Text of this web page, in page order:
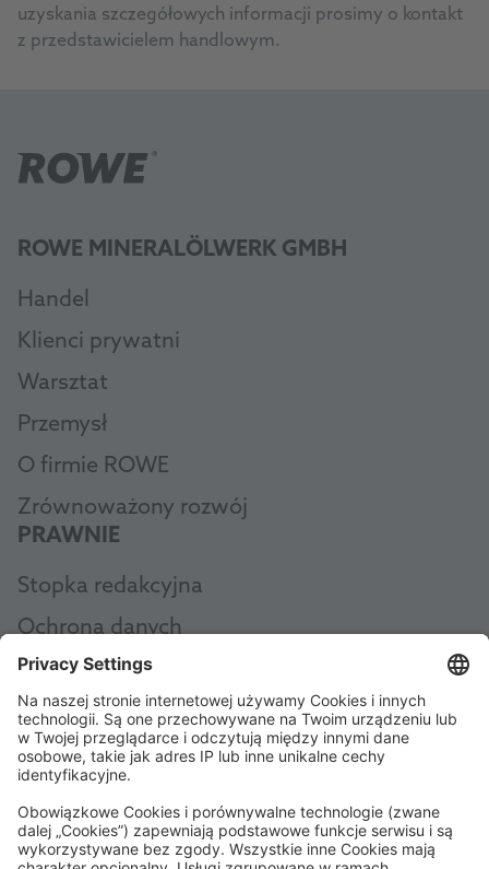
uzyskania szczegółowych informacji prosimy o kontakt
z przedstawicielem handlowym.
ROWE MINERALÖLWERK GMBH
Handel
Klienci prywatni
Warsztat
Przemysł
O firmie ROWE
Zrównoważony rozwój
PRAWNIE
Stopka redakcyjna
Ochrona danych
Ogólne zasady i warunki
AEB
Code of Conduct
ROWE SOCIAL